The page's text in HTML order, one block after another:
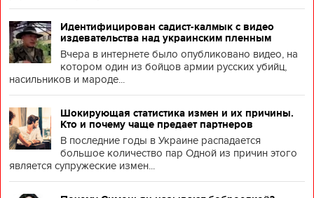
Идентифицирован садист-калмык с видео
издевательства над украинским пленным
Вчера в интернете было опубликовано видео, на
котором один из бойцов армии русских убийц,
насильников и мароде...
Шокирующая статистика измен и их причины.
Кто и почему чаще предает партнеров
В последние годы в Украине распадается
большое количество пар Одной из причин этого
является супружеские измен...